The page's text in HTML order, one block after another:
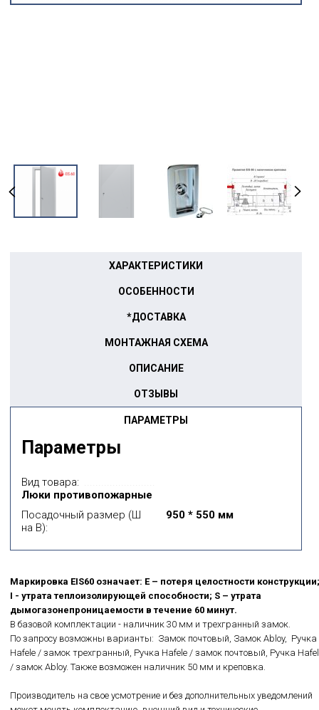
ПАРАМЕТРЫ
ХАРАКТЕРИСТИКИ
ОСОБЕННОСТИ
*ДОСТАВКА
МОНТАЖНАЯ СХЕМА
ОПИСАНИЕ
ОТЗЫВЫ
Параметры
Вид товара:
Люки противопожарные
Посадочный размер (Ш
на В):
950 * 550 мм
Маркировка EIS60 означает: E – потеря целостности конструкции;
I - утрата теплоизолирующей способности; S – утрата
дымогазонепроницаемости в течение 60 минут.
В базовой комплектации - наличник 30 мм и трехгранный замок.
По запросу возможны варианты: Замок почтовый, Замок Abloy, Ручка
Hafele / замок трехгранный, Ручка Hafele / замок почтовый, Ручка
/ замок Abloy. Также возможен наличник 50 мм и креповка.
Производитель на свое усмотрение и без дополнительных уведомлений